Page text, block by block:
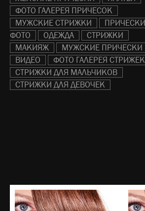
ФОТО ГАЛЕРЕЯ ПРИЧЕСОК
МУЖСКИЕ СТРИЖКИ
ПРИЧЕСКИ
ФОТО
ОДЕЖДА
СТРИЖКИ
МАКИЯЖ
МУЖСКИЕ ПРИЧЕСКИ
ВИДЕО
ФОТО ГАЛЕРЕЯ СТРИЖЕК
СТРИЖКИ ДЛЯ МАЛЬЧИКОВ
СТРИЖКИ ДЛЯ ДЕВОЧЕК